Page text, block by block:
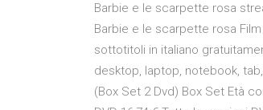
Barbie e le scarpette rosa
Barbie e le scarpette rosa
sottotitoli in italiano
desktop, laptop, notebook,
(Box Set 2 Dvd) Box Set Età